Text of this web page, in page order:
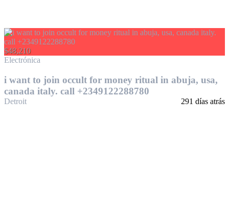
$48,210
Electrónica
i want to join occult for money ritual in abuja, usa,
canada italy. call +2349122288780
Detroit 291 días atrás